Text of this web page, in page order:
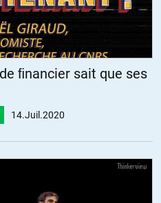
ﬁnancier sait que ses
14.Juil.2020